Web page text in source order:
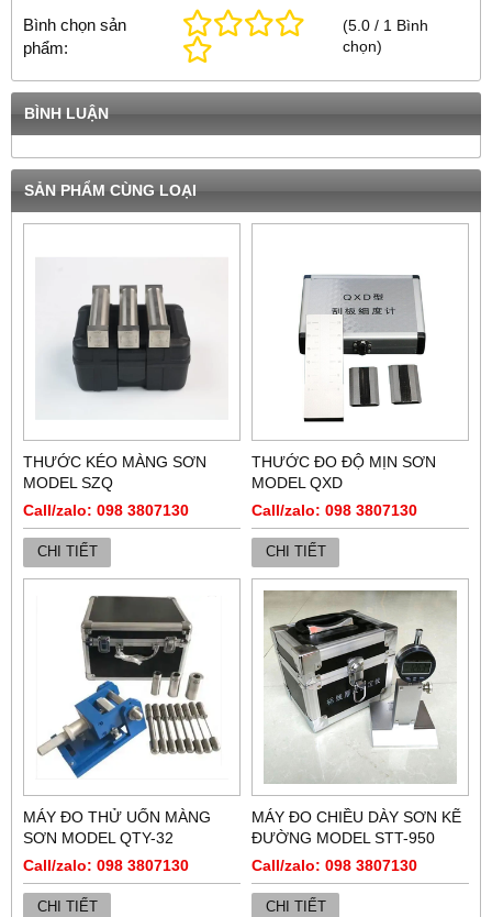
Bình chọn sản
phẩm:
(5.0 / 1 Bình
chọn)
BÌNH LUẬN
SẢN PHẨM CÙNG LOẠI
THƯỚC KÉO MÀNG SƠN
MODEL SZQ
Call/zalo: 098 3807130
CHI TIẾT
THƯỚC ĐO ĐỘ MỊN SƠN
MODEL QXD
Call/zalo: 098 3807130
CHI TIẾT
MÁY ĐO THỬ UỐN MÀNG
SƠN MODEL QTY-32
Call/zalo: 098 3807130
CHI TIẾT
MÁY ĐO CHIỀU DÀY SƠN KẼ
ĐƯỜNG MODEL STT-950
Call/zalo: 098 3807130
CHI TIẾT